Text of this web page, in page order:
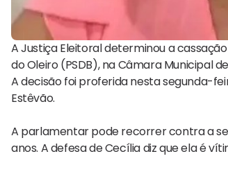
A Justiça Eleitoral determinou a
do Oleiro (PSDB), na Câmara Municipal
A decisão foi proferida nesta segunda-
Estêvão.
A parlamentar pode recorrer contra a
anos. A defesa de Cecília diz que ela é